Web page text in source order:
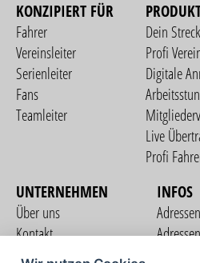
KONZIPIERT FÜR
Fahrer
Vereinsleiter
Serienleiter
Fans
Teamleiter
Dein
Profi
Digitale
Live
Profi
UNTERNEHMEN
Über uns
Kontakt
Nutzungsbedingungen
INFOS